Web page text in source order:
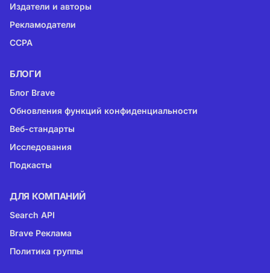
Издатели и авторы
Рекламодатели
CCPA
БЛОГИ
Блог Brave
Обновления функций конфиденциальности
Веб-стандарты
Исследования
Подкасты
ДЛЯ КОМПАНИЙ
Search API
Brave Реклама
Политика группы